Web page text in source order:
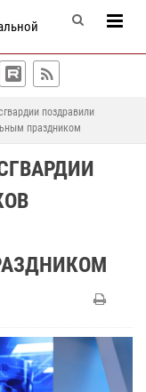
поздравили
праздником